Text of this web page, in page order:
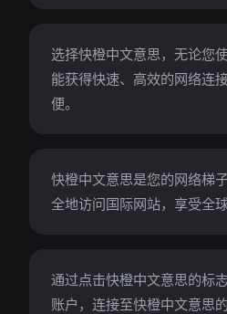
选择快橙中文意思，无论您
能获得快速、高效的网络连
便。
快橙中文意思是您的网络梯
全地访问国际网站，享受全
通过点击快橙中文意思的标
账户，连接至快橙中文意思